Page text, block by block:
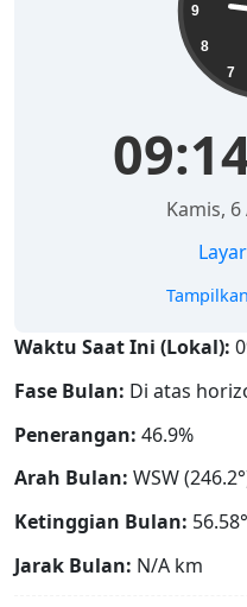
7
8
9
Kamis,
Waktu Saat Ini (Lokal):
Fase Bulan: Di atas
Penerangan: 46.9%
Arah Bulan: WSW
Ketinggian Bulan: 56.58°
Jarak Bulan: N/A km